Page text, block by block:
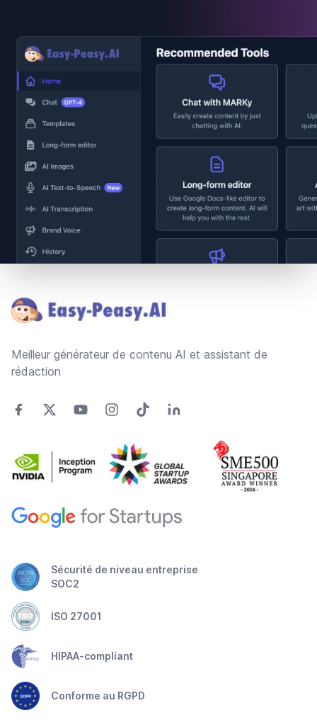
Meilleur générateur de contenu AI et assistant de
rédaction
Sécurité de niveau entreprise
SOC2
ISO 27001
HIPAA-compliant
Conforme au RGPD